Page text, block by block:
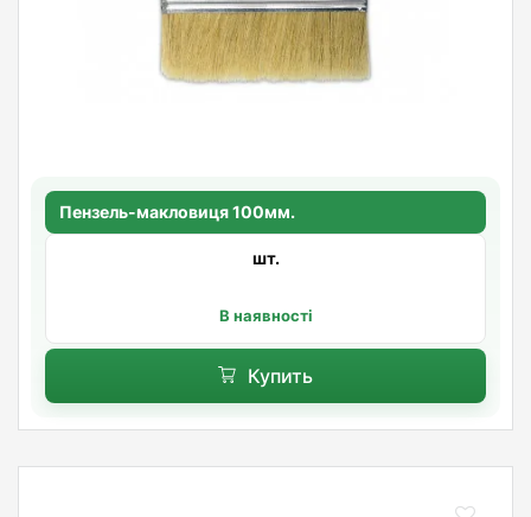
Пензель-макловиця 100мм.
шт.
В наявності
Купить